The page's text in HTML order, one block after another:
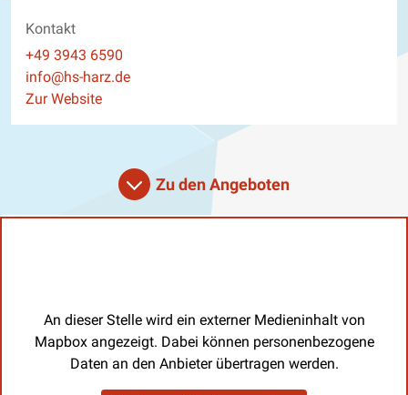
Kontakt
Telefon
+49 3943 6590
E-Mail
info@hs-harz.de
Website
Zur Website
Zu den Angeboten
An dieser Stelle wird ein externer Medieninhalt von
Mapbox angezeigt. Dabei können personenbezogene
Daten an den Anbieter übertragen werden.